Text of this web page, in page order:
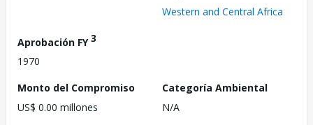
Western and Central Africa
Aprobación FY3
1970
Monto del Compromiso
US$ 0.00 millones
Categoría Ambiental
N/A